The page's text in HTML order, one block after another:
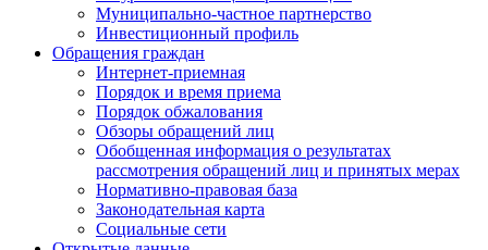
Муниципально-частное партнерство
Инвестиционный профиль
Обращения граждан
Интернет-приемная
Порядок и время приема
Порядок обжалования
Обзоры обращений лиц
Обобщенная информация о результатах
рассмотрения обращений лиц и принятых мерах
Нормативно-правовая база
Законодательная карта
Социальные сети